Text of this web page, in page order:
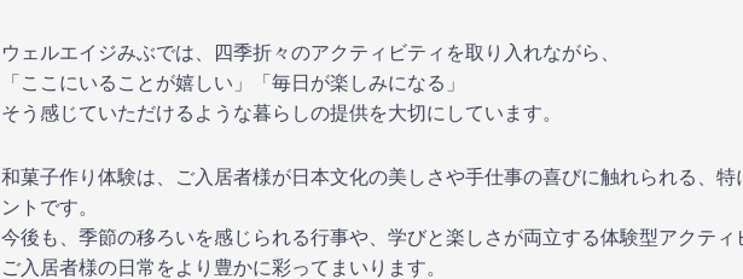
ウェルエイジみぶでは、四季折々のアクティビティを取り入れながら、
「ここにいることが嬉しい」「毎日が楽しみになる」
そう感じていただけるような暮らしの提供を大切にしています。
和菓子作り体験は、ご入居者様が日本文化の美しさや手仕事の喜びに触れられる、特
ントです。
今後も、季節の移ろいを感じられる行事や、学びと楽しさが両立する体験型アクティ
ご入居者様の日常をより豊かに彩ってまいります。